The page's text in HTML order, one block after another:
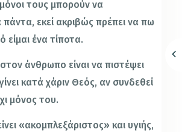
τους μπορούν να
εκεί ακριβώς πρέπει να πω
είμαι ένα τίποτα.
άνθρωπο είναι να πιστέψει
κατά χάριν Θεός, αν συνδεθεί
μόνος του.
«ακομπλεξάριστος» και υγιής,